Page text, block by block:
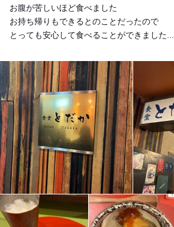
お腹が苦しいほど食べました
お持ち帰りもできるとのことだったので
とっても安心して食べることができました...